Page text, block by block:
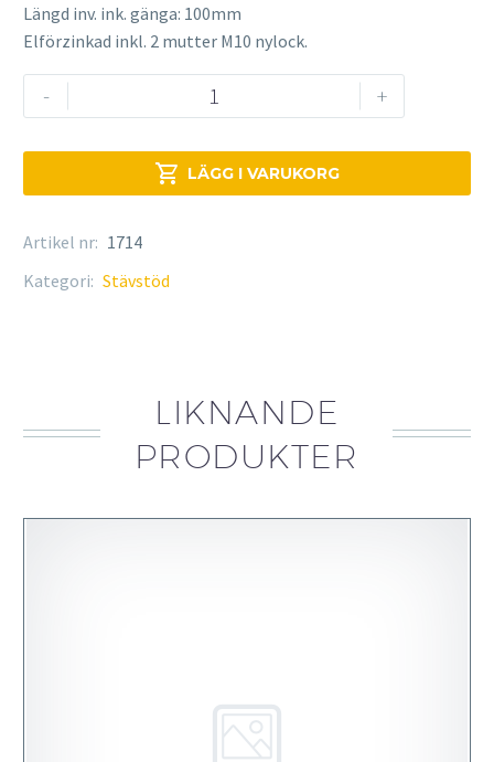
Längd inv. ink. gänga: 100mm
Elförzinkad inkl. 2 mutter M10 nylock.
-
mängd
+
 LÄGG I VARUKORG
Artikel nr: 1714
Kategori: Stävstöd
LIKNANDE
PRODUKTER